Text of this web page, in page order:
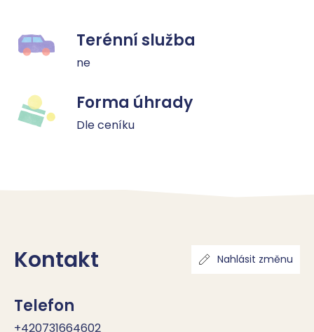
Terénní služba
ne
Forma úhrady
Dle ceníku
Kontakt Nahlásit změnu
Telefon
+420731664602